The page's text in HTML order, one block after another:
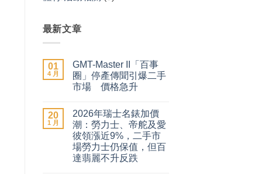
最新文章
01
4 月
GMT-Master II「百事
圈」停產傳聞引爆二手
市場 價格急升
Master
II「百
事
圈」
停
產
傳
留
言
20
1 月
2026年瑞士名錶加價
潮：勞力士、帝舵及愛
彼領漲近9%，二手市
場勞力士仍保值，但百
達翡麗不升反跌